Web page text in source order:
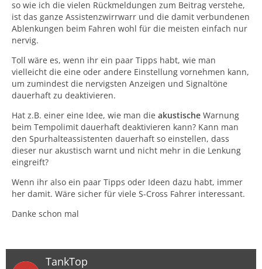
so wie ich die vielen Rückmeldungen zum Beitrag verstehe,
ist das ganze Assistenzwirrwarr und die damit verbundenen
Ablenkungen beim Fahren wohl für die meisten einfach nur
nervig.
Toll wäre es, wenn ihr ein paar Tipps habt, wie man
vielleicht die eine oder andere Einstellung vornehmen kann,
um zumindest die nervigsten Anzeigen und Signaltöne
dauerhaft zu deaktivieren.
Hat z.B. einer eine Idee, wie man die akustische Warnung
beim Tempolimit dauerhaft deaktivieren kann? Kann man
den Spurhalteassistenten dauerhaft so einstellen, dass
dieser nur akustisch warnt und nicht mehr in die Lenkung
eingreift?
Wenn ihr also ein paar Tipps oder Ideen dazu habt, immer
her damit. Wäre sicher für viele S-Cross Fahrer interessant.
Danke schon mal
TankTop